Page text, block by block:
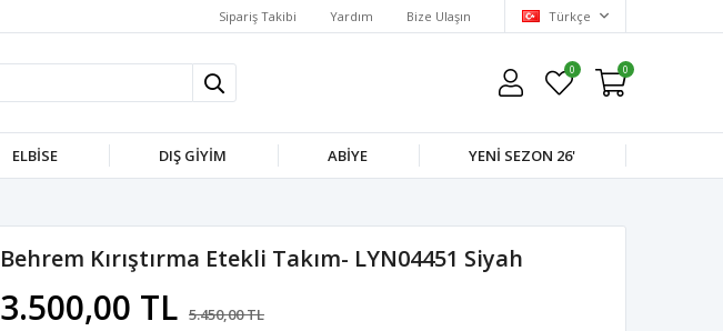
Sipariş Takibi Yardım Bize Ulaşın Türkçe
0 0
ELBISE DIŞ GIYIM ABIYE YENI SEZON 26'
Behrem Kırıştırma Etekli Takım- LYN04451 Siyah
3.500,00 TL 5.450,00 TL